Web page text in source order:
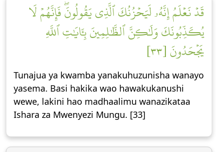
قَدۡ نَعۡلَمُ إِنَّهُۥ لَيَحۡزُنُكَ ٱلَّذِي يَقُولُونَۖ فَإِنَّهُمۡ لَا
يُكَذِّبُونَكَ وَلَٰكِنَّ ٱلظَّٰلِمِينَ بِـَٔايَٰتِ ٱللَّهِ
يَجۡحَدُونَ [٣٣]
Tunajua ya kwamba yanakuhuzunisha wanayo
yasema. Basi hakika wao hawakukanushi
wewe, lakini hao madhaalimu wanazikataa
Ishara za Mwenyezi Mungu. [33]